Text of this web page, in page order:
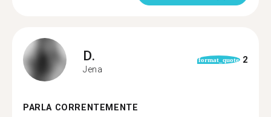
D.
Jena
format_quote 2
PARLA CORRENTEMENTE